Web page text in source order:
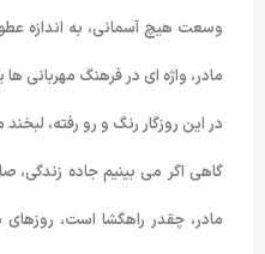
وسعت هیچ آسمانی، به اندازه
مادر، واژه ای در فرهنگ مهربانی
در این روزگار رنگ و رو رفته،
گاهی اگر می بینیم جاده زندگی،
مادر، چقدر راهگشا است، روزهای